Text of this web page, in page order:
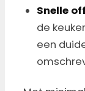
Snelle
de
een